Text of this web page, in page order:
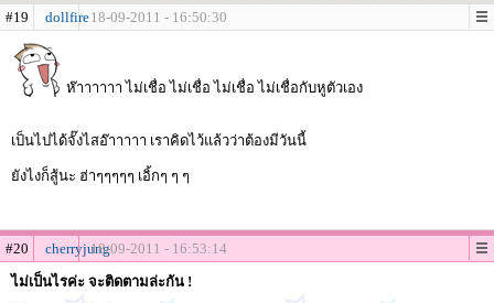
#19 dollfire18-09-2011 - 16:50:30
ห๊าาาาาา ไม่เชื่อ ไม่เชื่อ ไม่เชื่อ ไม่เชื่อกับหูตัวเอง
เป็นไปได้จั๊งไสอ๊าาาาา เราคิดไว้แล้วว่าต้องมีวันนี้
ยังไงก็สู้นะ ฮ่าๆๆๆๆๆ เอิ้กๆ ๆ ๆ
#20 cherryjung18-09-2011 - 16:53:14
ไม่เป็นไรค่ะ จะติดตามล่ะกัน !